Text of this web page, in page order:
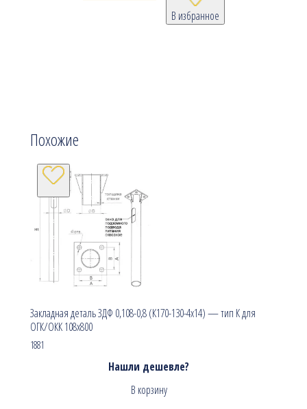
В избранное
Похожие
Закладная деталь ЗДФ 0,108-0,8 (К170-130-4х14) — тип К для
ОГК/ОКК 108х800
1881
Нашли дешевле?
В корзину